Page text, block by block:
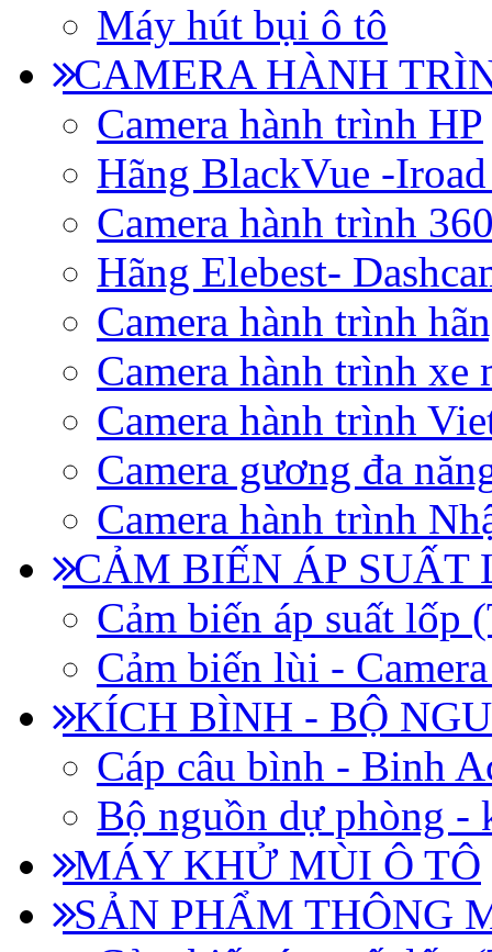
Máy hút bụi ô tô
CAMERA HÀNH
Camera hành trình HP
Hãng BlackVue -
Camera hành trình
Hãng Elebest-
Camera hành trình
Camera hành trình xe
Camera hành trình
Camera gương đa
Camera hành trình
CẢM BIẾN ÁP SUẤT
Cảm biến áp suất lốp
Cảm biến lùi -
KÍCH BÌNH - BỘ
Cáp câu bình - Binh
Bộ nguồn dự phòng -
MÁY KHỬ MÙI Ô TÔ
SẢN PHẨM THÔNG